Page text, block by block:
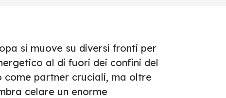
si muove su diversi fronti per
al di fuori dei confini del
come partner cruciali, ma oltre
celare un enorme